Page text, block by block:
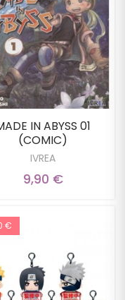
IN ABYSS 01
(COMIC)
IVREA
9,90 €
€